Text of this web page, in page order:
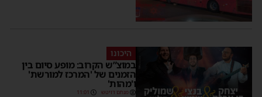
היכונו
במוצ”ש הקרוב: מופע סיום בין
הזמנים של 'המרכז למורשת'
ו'מהות'
מנחם דויטש 11:01